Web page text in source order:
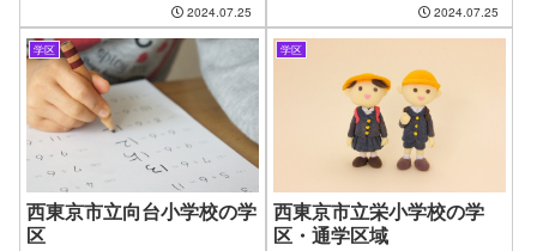
を探す時に良くある問題とし
て、お子様の通う学校の問題が
あります。やっと見つけたお気
に入りの物件も学校が変わって
しまうからと断念するケースも
ございます。ファインドゼロで
はお客様が簡単に、学区・通学
区域を指定して物件探しができ
るようにページを作成しまし
た。
2024.07.25
けたお気に入りの物件も学校が
変わってしまうからと断念する
ケースがございます。お客様が
簡単に、学区・通...
2024.07.25
学区
西東京市立向台小学校の学
区
学区
西東京市立栄小学校の学
区・通学区域